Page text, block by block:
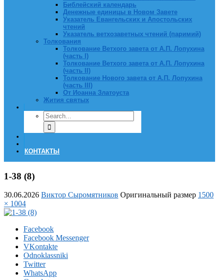
Библейский календарь
Денежные единицы в Новом Завете
Указатель Евангельских и Апостольских
чтений
Указатель ветхозаветных чтений (паримий)
Толкования
Толкование Ветхого завета от А.П. Лопухина
(часть I)
Толкование Ветхого завета от А.П. Лопухина
(часть II)
Толкование Нового завета от А.П. Лопухина
(часть III)
От Иоанна Златоуста
Жития святых
КОНТАКТЫ
1-38 (8)
30.06.2026 Виктор Сыромятников Оригинальный размер 1500
× 1004
Facebook
Facebook Messenger
VKontakte
Odnoklassniki
Twitter
WhatsApp